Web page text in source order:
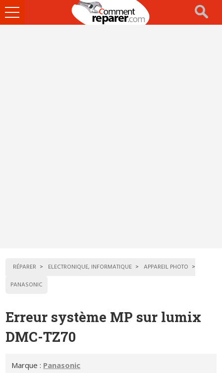
Ouvrir
le
RÉPARER ELECTRONIQUE, INFORMATIQUE
APPAREIL PHOTO
PANASONIC
Erreur système MP sur lumix
DMC-TZ70
Marque : Panasonic